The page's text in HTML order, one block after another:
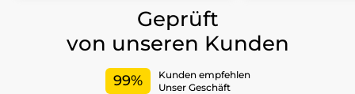
Geprüft
von unseren Kunden
99%
Kunden empfehlen
Unser Geschäft